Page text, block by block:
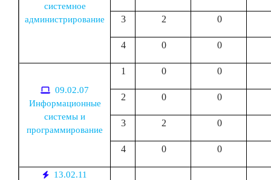
системное
администрирование
3 2 0
4 0 0
09.02.07
Информационные
системы и
программирование
1 0 0
2 0 0
3 2 0
4 0 0
13.02.11